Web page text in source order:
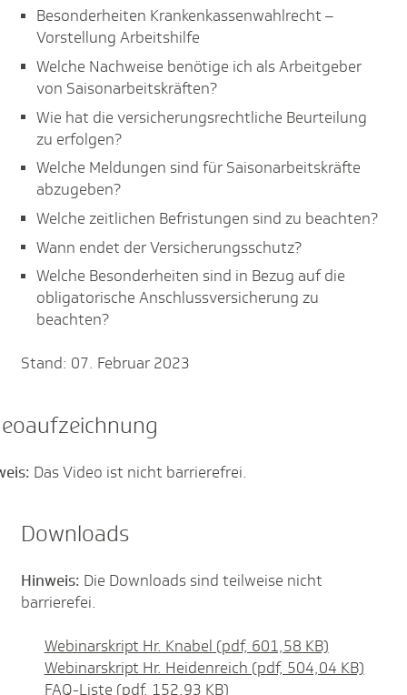
Besonderheiten Krankenkassenwahlrecht –
Vorstellung Arbeitshilfe
Welche Nachweise benötige ich als Arbeitgeber
von Saisonarbeitskräften?
Wie hat die versicherungsrechtliche Beurteilung
zu erfolgen?
Welche Meldungen sind für Saisonarbeitskräfte
abzugeben?
Welche zeitlichen Befristungen sind zu beachten?
Wann endet der Versicherungsschutz?
Welche Besonderheiten sind in Bezug auf die
obligatorische Anschlussversicherung zu
beachten?
Stand: 07. Februar 2023
Das Video ist nicht barrierefrei.
Downloads
Hinweis: Die Downloads sind teilweise nicht
barrierefei.
Webinarskript Hr. Knabel (pdf, 601,58 KB)
Webinarskript Hr. Heidenreich (pdf, 504,04 KB)
FAQ-Liste (pdf, 152,93 KB)